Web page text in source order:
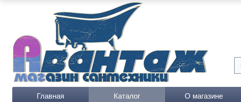
Главная Каталог О магазине